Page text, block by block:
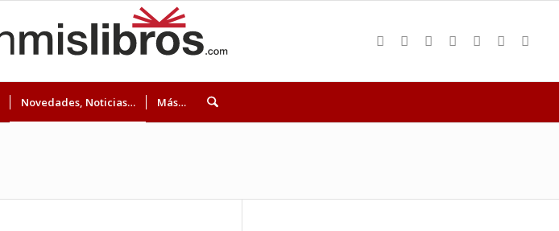
Novedades, Noticias… Más…